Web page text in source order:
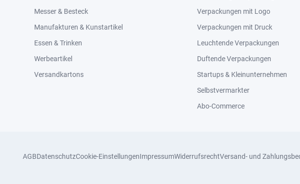
Messer & Besteck
Manufakturen & Kunstartikel
Essen & Trinken
Werbeartikel
Versandkartons
Verpackungen mit Logo
Verpackungen mit Druck
Leuchtende Verpackungen
Duftende Verpackungen
Startups & Kleinunternehmen
Selbstvermarkter
Abo-Commerce
AGBDatenschutzCookie-EinstellungenImpressumWiderrufsrechtVersand- und